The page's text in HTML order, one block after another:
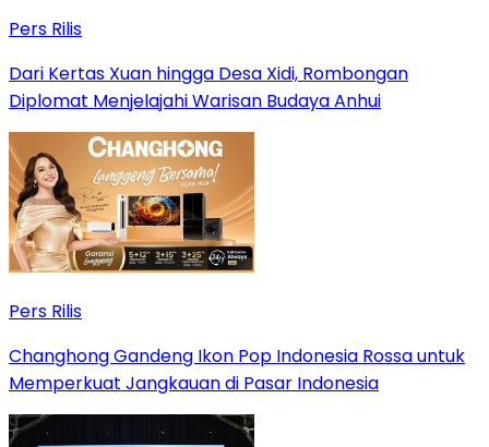
Pers Rilis
Dari Kertas Xuan hingga Desa Xidi, Rombongan
Diplomat Menjelajahi Warisan Budaya Anhui
Pers Rilis
Changhong Gandeng Ikon Pop Indonesia Rossa untuk
Memperkuat Jangkauan di Pasar Indonesia